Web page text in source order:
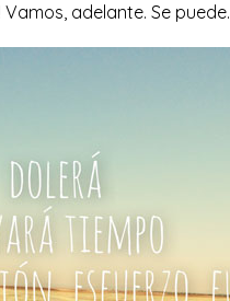
adelante. Se puede.